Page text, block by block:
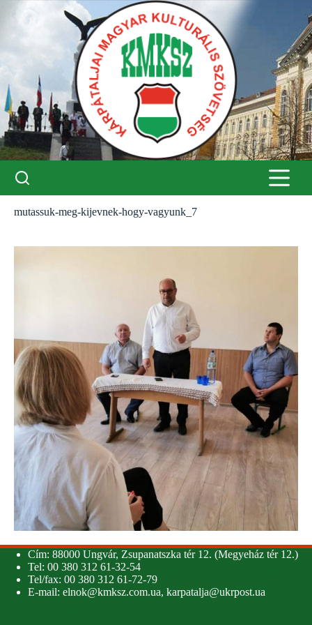
mutassuk-meg-kijevnek-hogy-vagyunk_7
Cím: 88000 Ungvár, Zsupanatszka tér 12. (Megyeház tér 12.)
Tel: 00 380 312 61-32-54
Tel/fax: 00 380 312 61-72-79
E-mail: elnok@kmksz.com.ua, karpatalja@ukrpost.ua